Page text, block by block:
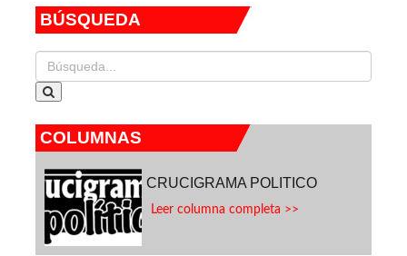
BÚSQUEDA
COLUMNAS
CRUCIGRAMA POLITICO
Leer columna completa >>